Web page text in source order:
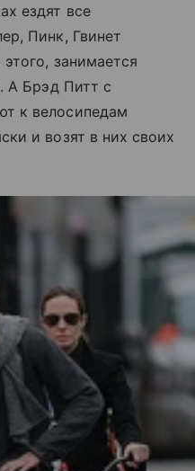
ездят все
Пинк, Гвинет
занимается
А Брэд Питт с
к велосипедам
и возят в них своих